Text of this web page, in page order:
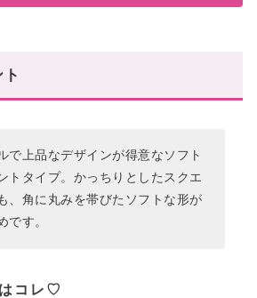
で上品なデザインが得意なソフト
トタイプ。かっちりとしたスクエ
、角に丸みを帯びたソフトな形が
です。
コレ♡